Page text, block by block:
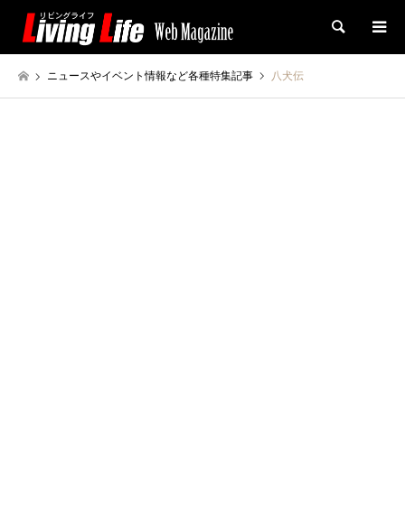
検索
ニュースやイベント情報など各種特集記事 八犬伝